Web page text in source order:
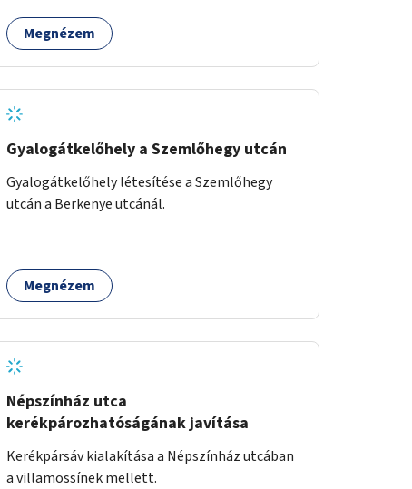
Megnézem
Gyalogátkelőhely a Szemlőhegy utcán
Gyalogátkelőhely létesítése a Szemlőhegy
utcán a Berkenye utcánál.
Megnézem
Népszínház utca
kerékpározhatóságának javítása
Kerékpársáv kialakítása a Népszínház utcában
a villamossínek mellett.